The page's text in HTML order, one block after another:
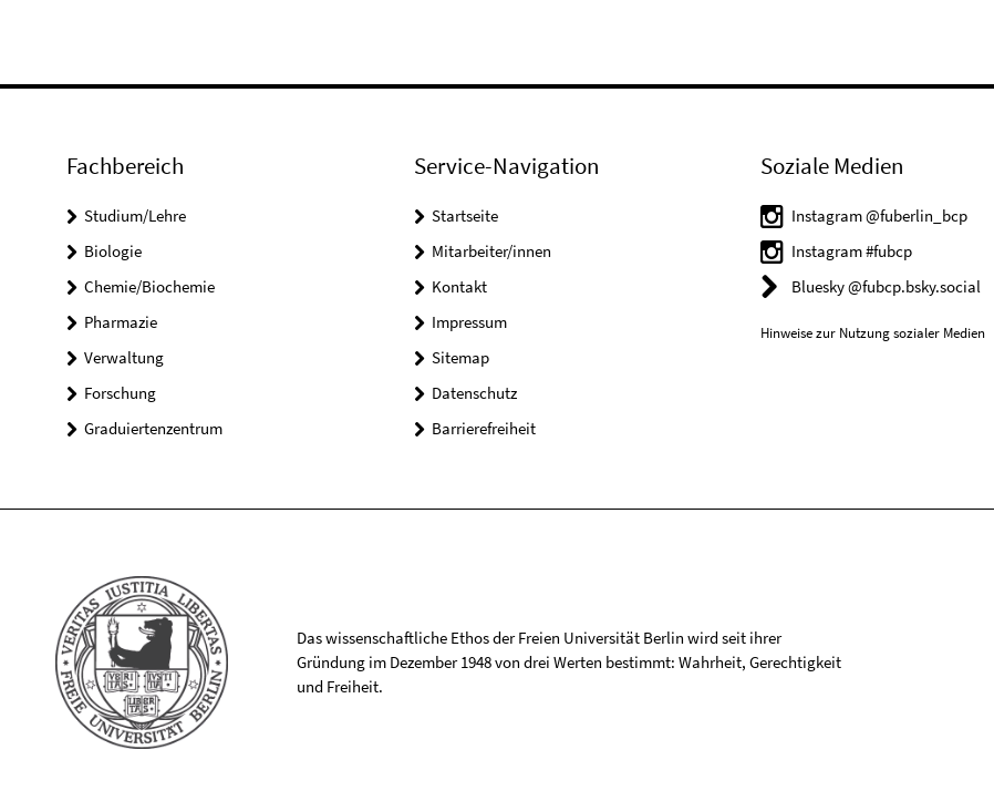
Fachbereich
Studium/Lehre
Biologie
Chemie/Biochemie
Pharmazie
Verwaltung
Forschung
Graduiertenzentrum
Service-Navigation
Startseite
Mitarbeiter/innen
Kontakt
Impressum
Sitemap
Datenschutz
Barrierefreiheit
Soziale Medien
Instagram @fuberlin_bcp
Instagram #fubcp
Bluesky @fubcp.bsky.social
Hinweise zur Nutzung sozialer Medien
Das wissenschaftliche Ethos der Freien Universität Berlin wird seit ihrer
Gründung im Dezember 1948 von drei Werten bestimmt: Wahrheit, Gerechtigkeit
und Freiheit.